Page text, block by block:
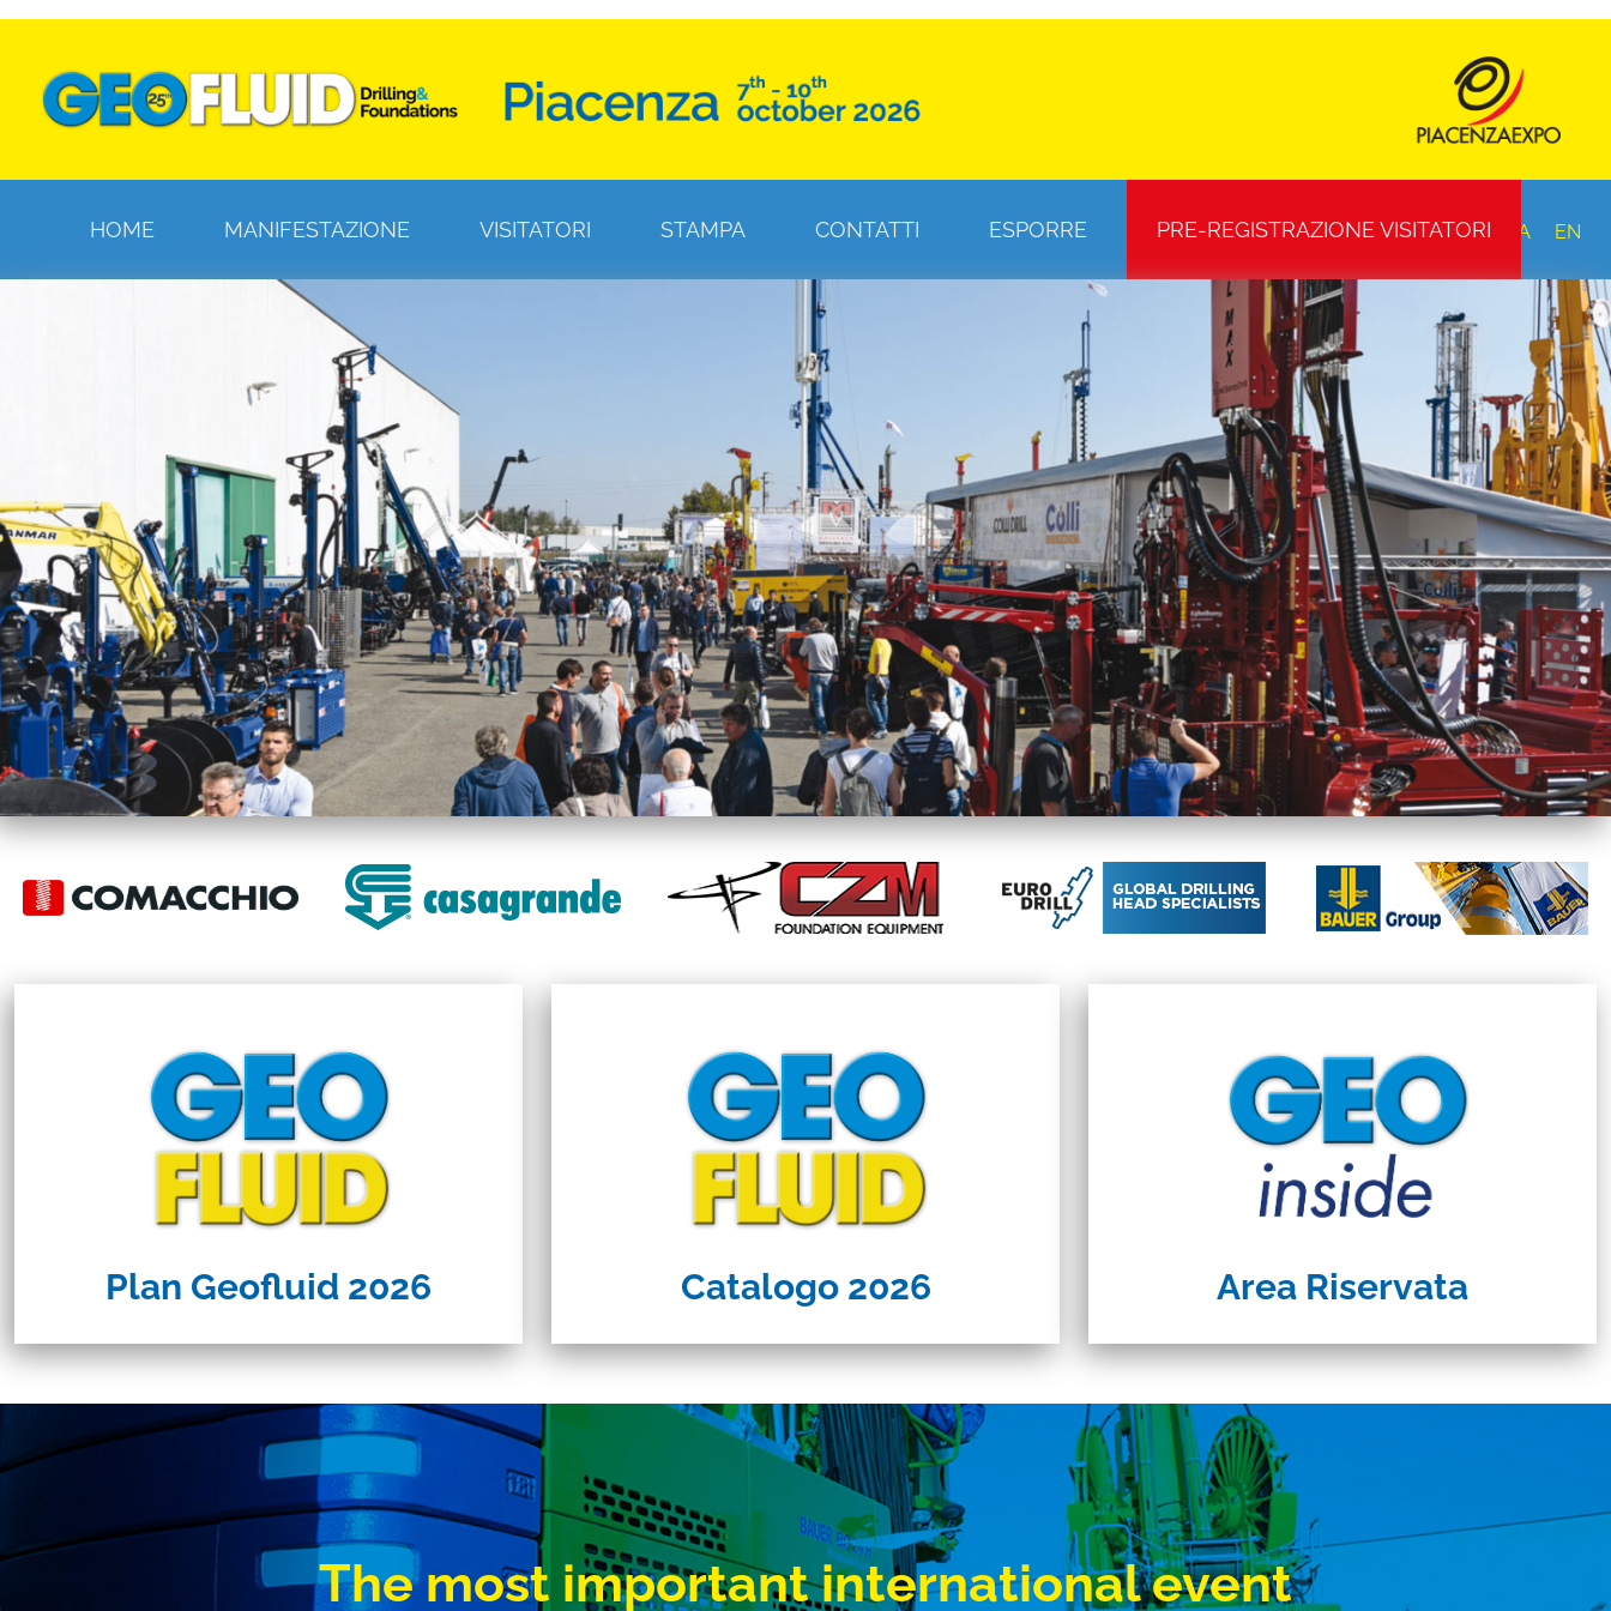
ITA EN
HOME MANIFESTAZIONE VISITATORI STAMPA CONTATTI ESPORRE PRE-REGISTRAZIONE VISITATORI
Plan Geofluid 2026 Catalogo 2026 Area Riservata
The most important international event